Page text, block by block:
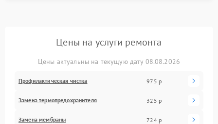
Цены на услуги ремонта
Цены актуальны на текущую дату 08.08.2026
Профилактическая чистка 975 р
Замена термопредохранителя 325 р
Замена мембраны 724 р